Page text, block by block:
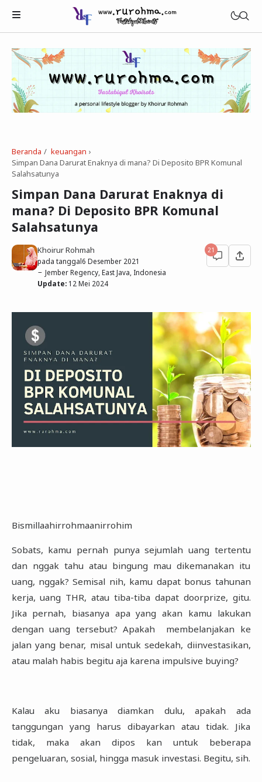
Beauty
Healthy
Tech
Beranda keuangan ›
Simpan Dana Darurat Enaknya di mana? Di Deposito BPR Komunal
Salahsatunya
Simpan Dana Darurat Enaknya di
mana? Di Deposito BPR Komunal
Salahsatunya
Khoirur Rohmah
pada tanggal6 Desember 2021
Jember Regency, East Java, Indonesia
Update: 12 Mei 2024
21
Bismillaahirrohmaanirrohim
Sobats, kamu pernah punya sejumlah uang tertentu
dan nggak tahu atau bingung mau ‎dikemanakan itu
uang, nggak? Semisal nih, kamu dapat bonus tahunan
kerja, uang THR, atau ‎tiba-tiba dapat doorprize, gitu.
Jika pernah, biasanya apa yang akan kamu lakukan
dengan ‎uang tersebut? Apakah membelanjakan ke
jalan yang benar, misal untuk sedekah, ‎diinvestasikan,
atau malah habis begitu aja karena impulsive buying? ‎
Kalau aku biasanya diamkan dulu, apakah ada
tanggungan yang harus dibayarkan ‎atau tidak. Jika
tidak, maka akan dipos kan untuk beberapa
pengeluaran, sosial, hingga masuk ‎investasi. Begitu, sih.‎